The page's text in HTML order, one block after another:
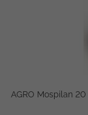
AGRO Mospilan